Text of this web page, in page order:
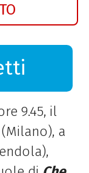
9.45, il
a